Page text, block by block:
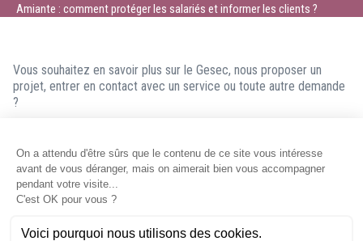
Amiante : comment protéger les salariés et informer les clients ?
Vous souhaitez en savoir plus sur le Gesec, nous proposer un
projet, entrer en contact avec un service ou toute autre demande
?
répondre dans les meilleurs délais.